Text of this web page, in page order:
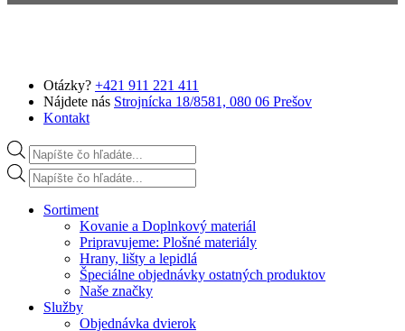
Otázky? +421 911 221 411
Nájdete nás Strojnícka 18/8581, 080 06 Prešov
Kontakt
Products search
Products search
Sortiment
Kovanie a Doplnkový materiál
Pripravujeme: Plošné materiály
Hrany, lišty a lepidlá
Špeciálne objednávky ostatných produktov
Naše značky
Služby
Objednávka dvierok